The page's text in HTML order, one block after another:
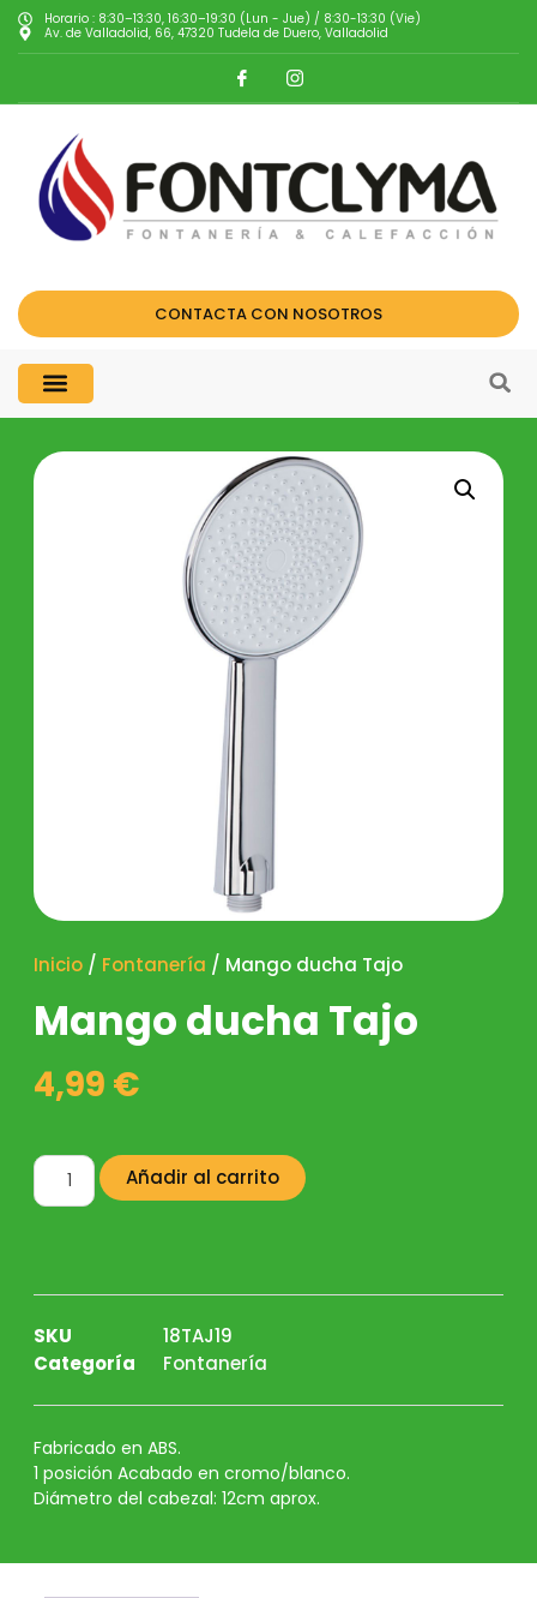
Horario : 8:30–13:30, 16:30–19:30 (Lun - Jue) / 8:30-13:30 (Vie)
Av. de Valladolid, 66, 47320 Tudela de Duero, Valladolid
CONTACTA CON NOSOTROS
Inicio / Fontanería / Mango ducha Tajo
Mango ducha Tajo
4,99 €
Añadir al carrito
SKU
18TAJ19
Categoría
Fontanería
Fabricado en ABS.
1 posición Acabado en cromo/blanco.
Diámetro del cabezal: 12cm aprox.